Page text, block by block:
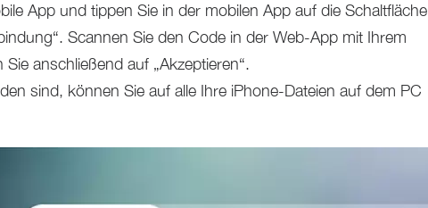
App und tippen Sie in der mobilen App auf die Schaltfläche
Scannen Sie den Code in der Web-App mit Ihrem
anschließend auf „Akzeptieren“.
sind, können Sie auf alle Ihre iPhone-Dateien auf dem PC